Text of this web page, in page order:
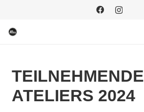
TEILNEHMENDE
ATELIERS 2024